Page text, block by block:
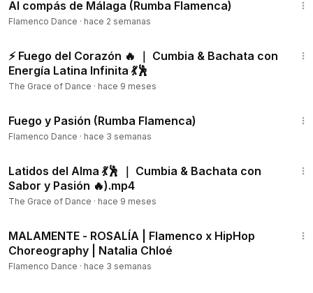
Al compás de Málaga (Rumba Flamenca)
Flamenco Dance · hace 2 semanas
⚡ Fuego del Corazón 🔥 ｜ Cumbia & Bachata con
Energía Latina Infinita 💃🕺
The Grace of Dance · hace 9 meses
Fuego y Pasión (Rumba Flamenca)
Flamenco Dance · hace 3 semanas
Latidos del Alma 💃🕺 ｜ Cumbia & Bachata con
Sabor y Pasión 🔥).mp4
The Grace of Dance · hace 9 meses
MALAMENTE - ROSALÍA | Flamenco x HipHop
Choreography | Natalia Chloé
Flamenco Dance · hace 3 semanas